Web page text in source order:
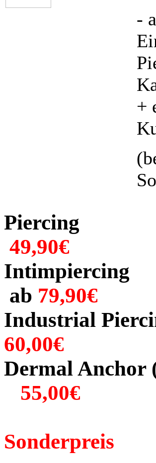
-
+
49,90€
ab 79,90€
60,00€
Dermal
55,00€
Sonderpreis